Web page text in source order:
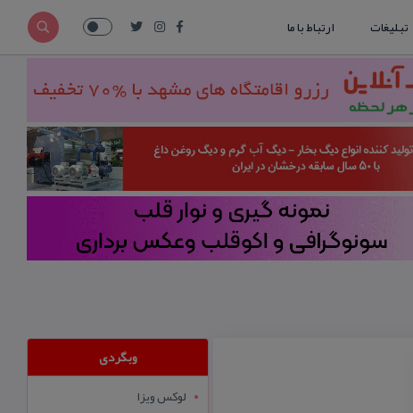
تبلیغات ارتباط با ما
وبگردی
لوکس ویزا